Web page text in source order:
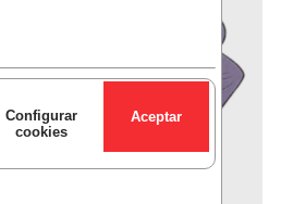
Configurar
cookies